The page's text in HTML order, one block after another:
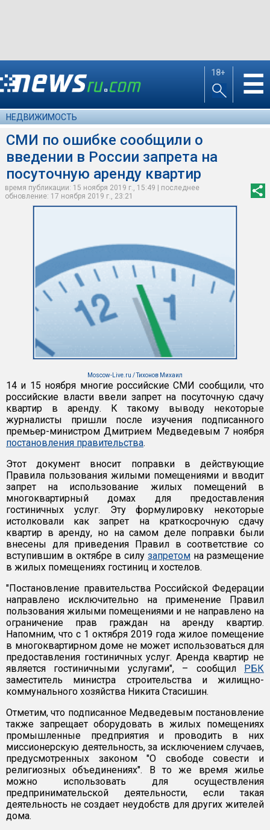
18+ ☰
НЕДВИЖИМОСТЬ
СМИ по ошибке сообщили о
введении в России запрета на
посуточную аренду квартир
время публикации: 15 ноября 2019 г., 15:49 | последнее
обновление: 17 ноября 2019 г., 23:21
Moscow-Live.ru / Тихонов Михаил
14 и 15 ноября многие российские СМИ сообщили, что
российские власти ввели запрет на посуточную сдачу
квартир в аренду. К такому выводу некоторые
журналисты пришли после изучения подписанного
премьер-министром Дмитрием Медведевым 7 ноября
постановления правительства.
Этот документ вносит поправки в действующие
Правила пользования жилыми помещениями и вводит
запрет на использование жилых помещений в
многоквартирный домах для предоставления
гостиничных услуг. Эту формулировку некоторые
истолковали как запрет на краткосрочную сдачу
квартир в аренду, но на самом деле поправки были
внесены для приведения Правил в соответствие со
вступившим в октябре в силу запретом на размещение
в жилых помещениях гостиниц и хостелов.
"Постановление правительства Российской Федерации
направлено исключительно на применение Правил
пользования жилыми помещениями и не направлено на
ограничение прав граждан на аренду квартир.
Напомним, что с 1 октября 2019 года жилое помещение
в многоквартирном доме не может использоваться для
предоставления гостиничных услуг. Аренда квартир не
является гостиничными услугами", – сообщил РБК
заместитель министра строительства и жилищно-
коммунального хозяйства Никита Стасишин.
Отметим, что подписанное Медведевым постановление
также запрещает оборудовать в жилых помещениях
промышленные предприятия и проводить в них
миссионерскую деятельность, за исключением случаев,
предусмотренных законом "О свободе совести и
религиозных объединениях". В то же время жилье
можно использовать для осуществления
предпринимательской деятельности, если такая
деятельность не создает неудобств для других жителей
дома.